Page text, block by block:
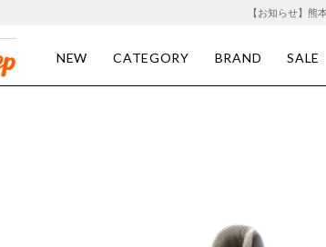
【お知らせ】熊
NEW CATEGORY BRAND SALE